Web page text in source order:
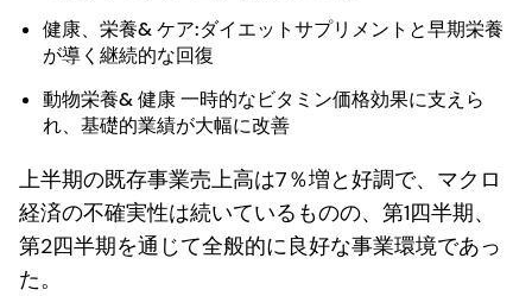
健康、栄養& ケア:ダイエットサプリメントと早期栄養
が導く継続的な回復
動物栄養& 健康一時的なビタミン価格効果に支えら
れ、基礎的業績が大幅に改善
上半期の既存事業売上高は7％増と好調で、マクロ
経済の不確実性は続いているものの、第1四半期、
第2四半期を通じて全般的に良好な事業環境であっ
た。